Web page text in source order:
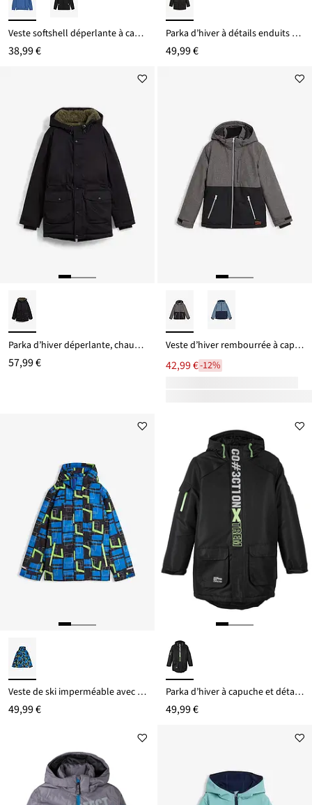
Veste softshell déperlante à capuche
38,99 €
Parka d’hiver à détails enduits et capuche bordée
49,99 €
Parka d’hiver déperlante, chaudement doublée
57,99 €
Veste d’hiver rembourrée à capuche, style color block
42,99 €-12%
Veste de ski imperméable avec détails réfléchissants
49,99 €
Parka d’hiver à capuche et détails sportifs
49,99 €